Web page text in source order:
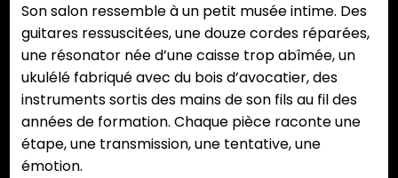
Son salon ressemble à un petit musée intime. Des
guitares ressuscitées, une douze cordes réparées,
une résonator née d’une caisse trop abîmée, un
ukulélé fabriqué avec du bois d’avocatier, des
instruments sortis des mains de son fils au fil des
années de formation. Chaque pièce raconte une
étape, une transmission, une tentative, une
émotion.